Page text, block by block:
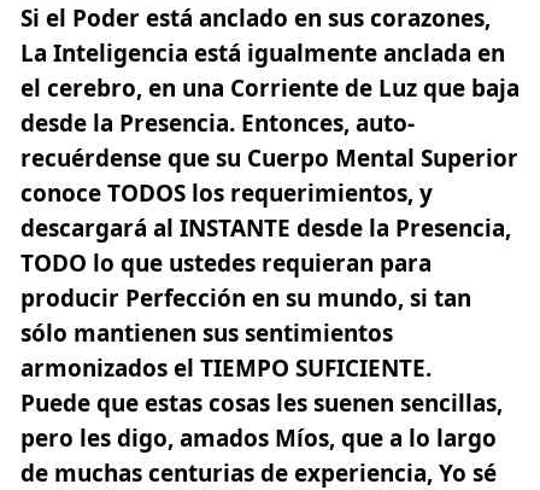
Si el Poder está anclado en sus corazones,
La Inteligencia está igualmente anclada en
el cerebro, en una Corriente de Luz que baja
desde la Presencia. Entonces, auto-
recuérdense que su Cuerpo Mental Superior
conoce TODOS los requerimientos, y
descargará al INSTANTE desde la Presencia,
TODO lo que ustedes requieran para
producir Perfección en su mundo, si tan
sólo mantienen sus sentimientos
armonizados el TIEMPO SUFICIENTE.
Puede que estas cosas les suenen sencillas,
pero les digo, amados Míos, que a lo largo
de muchas centurias de experiencia, Yo sé